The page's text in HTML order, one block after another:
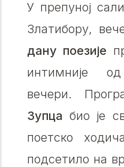
У препуној сали
Златибору,
дану поезије
интимније
вечери.
Зупца био је
поетско
подсетило на